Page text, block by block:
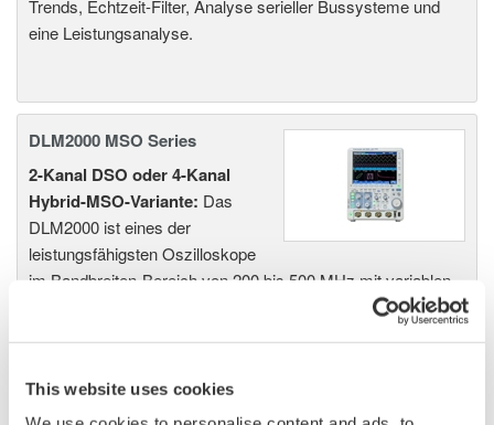
This website uses cookies
Trends, Echtzeit-Filter, Analyse serieller Bussysteme und
eine Leistungsanalyse.
DLM2000 MSO Series
2-Kanal DSO oder 4-Kanal
Hybrid-MSO-Variante: Das
DLM2000 ist eines der
leistungsfähigsten Oszilloskope
im Bandbreiten-Bereich von 200 bis 500 MHz mit variablen
DLM6000 MSO & DSO Serie